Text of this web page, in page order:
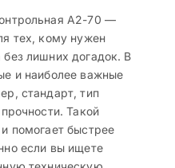
A2-70 —
тех, кому нужен
лишних догадок. В
и наиболее важные
стандарт, тип
Такой
помогает быстрее
если вы ищете